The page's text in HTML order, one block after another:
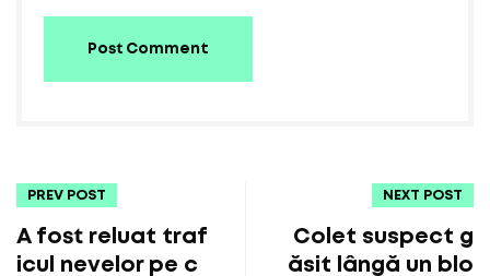
Post Comment
PREV POST
A fost reluat traf
icul nevelor pe c
NEXT POST
Colet suspect g
ăsit lângă un blo